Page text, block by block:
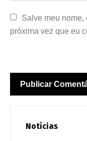
Salve meu nome,
próxima vez que eu
Notícias